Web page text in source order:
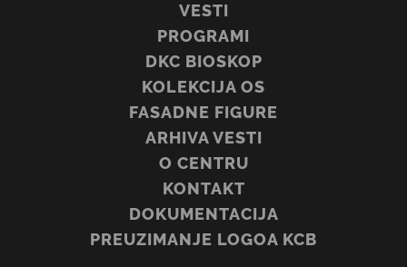
VESTI
PROGRAMI
DKC BIOSKOP
KOLEKCIJA OS
FASADNE FIGURE
ARHIVA VESTI
O CENTRU
KONTAKT
DOKUMENTACIJA
PREUZIMANJE LOGOA KCB